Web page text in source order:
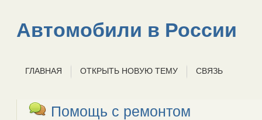
Автомобили в России
ГЛАВНАЯ ОТКРЫТЬ НОВУЮ ТЕМУ СВЯЗЬ
Помощь с ремонтом